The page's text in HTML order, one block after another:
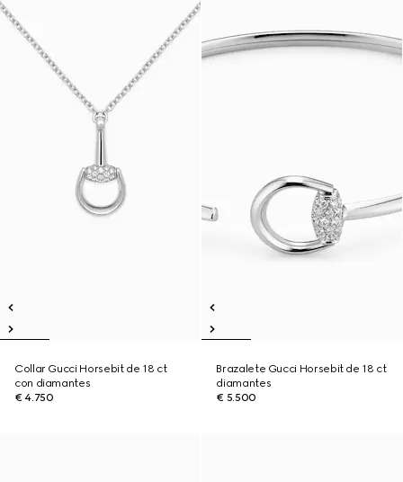
Collar Gucci Horsebit de 18 ct
con diamantes
€ 4.750
Brazalete Gucci Horsebit de 18 ct
diamantes
€ 5.500